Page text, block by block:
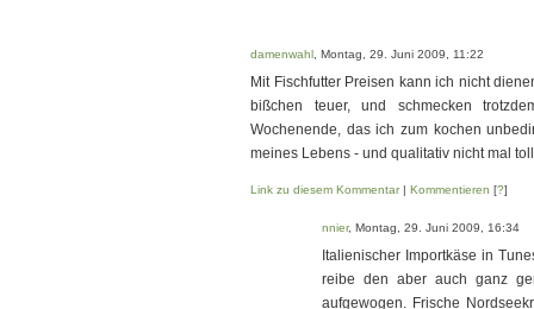
damenwahl , Montag, 29. Juni 2009, 11:22
Mit Fischfutter Preisen kann ich nicht
bißchen teuer, und schmecken
Wochenende, das ich zum kochen
meines Lebens - und qualitativ nicht mal
Link zu diesem Kommentar| Kommentieren [?]
nnier, Montag, 29. Juni 2009, 16:34
Italienischer Importkäse in
reibe den aber auch ganz
aufgewogen. Frische